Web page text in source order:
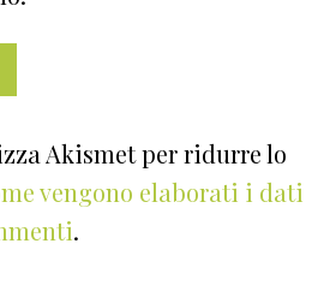
Akismet per ridurre lo
vengono elaborati i dati
.